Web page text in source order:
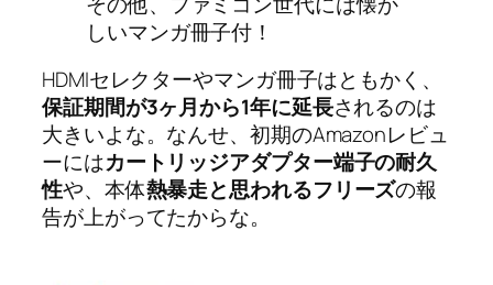
しいマンガ冊子付！
HDMIセレクターやマンガ冊子はともかく、
保証期間が3ヶ月から1年に延長されるのは
大きいよな。なんせ、初期のAmazonレビュ
ーにはカートリッジアダプター端子の耐久
性や、本体熱暴走と思われるフリーズの報
告が上がってたからな。